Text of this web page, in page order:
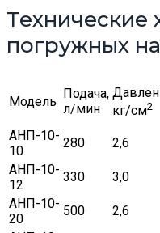
Технические
погружных
Модель
Подача,
л/мин
кг/см2
АНП-10-
10
280 2,6
АНП-10-
12
330 3,0
АНП-10-
20
500 2,6